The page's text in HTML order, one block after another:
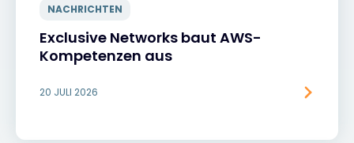
NACHRICHTEN
Exclusive Networks baut AWS-
Kompetenzen aus
20 JULI 2026